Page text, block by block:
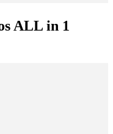
ALL in 1